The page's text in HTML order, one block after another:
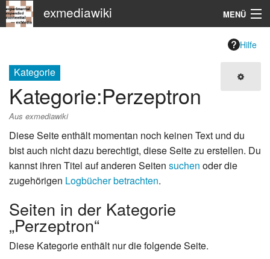
exmediawiki MENÜ
KHM
Suche
Hilfe
Kategorie
Kategorie:Perzeptron
Aus exmediawiki
Diese Seite enthält momentan noch keinen Text und du
bist auch nicht dazu berechtigt, diese Seite zu erstellen. Du
kannst ihren Titel auf anderen Seiten suchen oder die
zugehörigen Logbücher betrachten.
Seiten in der Kategorie
„Perzeptron“
Diese Kategorie enthält nur die folgende Seite.